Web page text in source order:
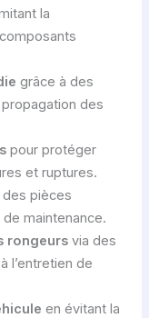
la
grâce à des
des
pour protéger
et ruptures.
des pièces
maintenance.
rongeursvia des
l’entretien de
en évitant la